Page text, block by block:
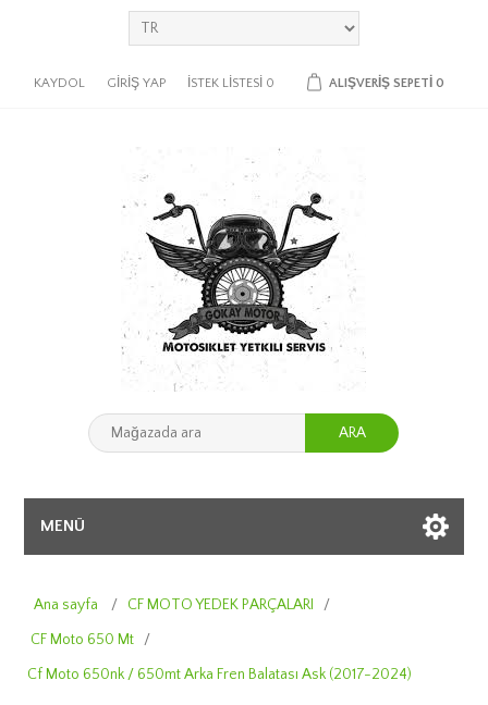
KAYDOL GIRIŞ YAP İSTEK LISTESI 0 ALIŞVERIŞ SEPETI 0
ARA
MENÜ
Ana sayfa / CF MOTO YEDEK PARÇALARI
/
CF Moto 650 Mt
/
Cf Moto 650nk / 650mt Arka Fren Balatası Ask (2017-2024)